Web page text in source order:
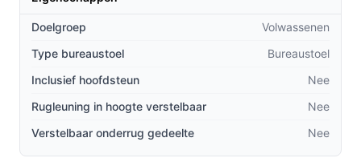
voor extra veiligheid en comfort, in tegenstelling
tot goedkopere modellen.
De draaibare functie vergemakkelijkt beweging en
stoelen ontbreekt.
Om het meeste uit je Nancy's Luxe Bureaustoel te halen,
Doelgroep
Volwassenen
Type bureaustoel
Bureaustoel
Inclusief hoofdsteun
Nee
Rugleuning in hoogte verstelbaar
Nee
Verstelbaar onderrug gedeelte
Nee